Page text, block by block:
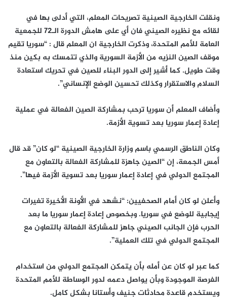
ونقلت الخارجية الصينية تصريحات المعلم، التي أدلى بها في
لقائه مع نظيره الصيني فان أي على هامش الدورة الـ72 للجمعية
العامة للأمم المتحدة، وذكرت الخارجية ان المعلم قال : “سوريا تقيم
موقف الصين النزيه من الأزمة السورية والذي تتمسك به بكين منذ
وقت طويل. كما أشير إلى الدور البناء للصين في تحريك استعادة
السلام والاستقرار وكذلك تحسين الوضع الإنساني”.
وأضاف المعلم أن سوريا ترحب بمشاركة الصين الفعالة في عملية
إعادة إعمار سوريا بعد تسوية الأزمة.
وكان الناطق الرسمي باسم وزارة الخارجية الصينية “لو كان” قد قال
أمس الجمعة، إن “الصين جاهزة للمشاركة الفعالة بالتعاون مع
المجتمع الدولي في إعادة إعمار سوريا بعد تسوية الأزمة فيها”.
وأعلن لو كان أمام الصحفيين: “نشهد في الأونة الأخيرة تغيرات
إيجابية للوضع في سوريا. وبخصوص إعادة إعمار سوريا ما بعد
الحرب فإن الجانب الصيني جاهز للمشاركة الفعالة بالتعاون مع
المجتمع الدولي في تلك العملية”.
كما عبر لو كان عن أمله بأن يتمكن المجتمع الدولي من استخدام
الفرصة الموجودة وبأن يواصل دعمه لدور الوساطة للأمم المتحدة
ويستخدم قاعدة محادثات جنيف وأستانا بشكل كامل.